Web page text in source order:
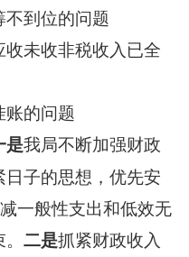
到位的问题
未收非税收入已全
的问题
是我局不断加强财政
子的思想，优先安
一般性支出和低效无
二是抓紧财政收入